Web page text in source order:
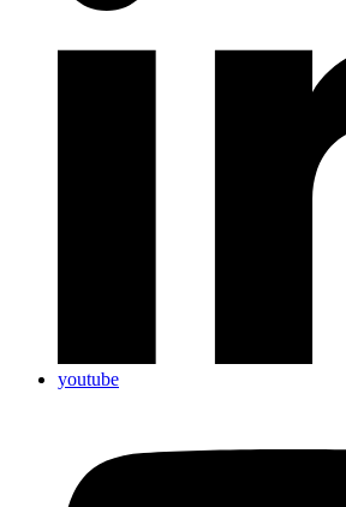
youtube